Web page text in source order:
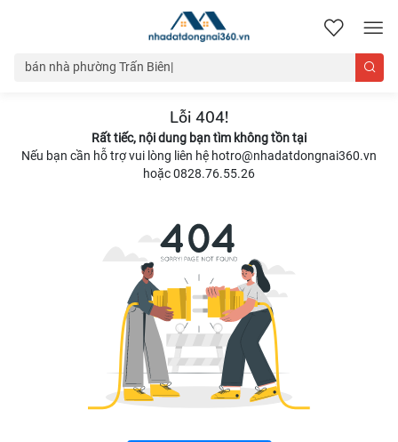
nhadatdongnai360.vn
Lỗi 404!
Rất tiếc, nội dung bạn tìm không tồn tại
Nếu bạn cần hỗ trợ vui lòng liên hệ hotro@nhadatdongnai360.vn
hoặc 0828.76.55.26